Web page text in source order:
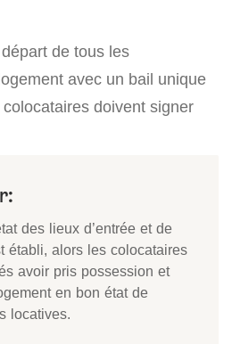
de tous les
avec un bail unique
doivent signer
des lieux d’entrée et de
établi, alors les colocataires
avoir pris possession et
en bon état de
locatives.